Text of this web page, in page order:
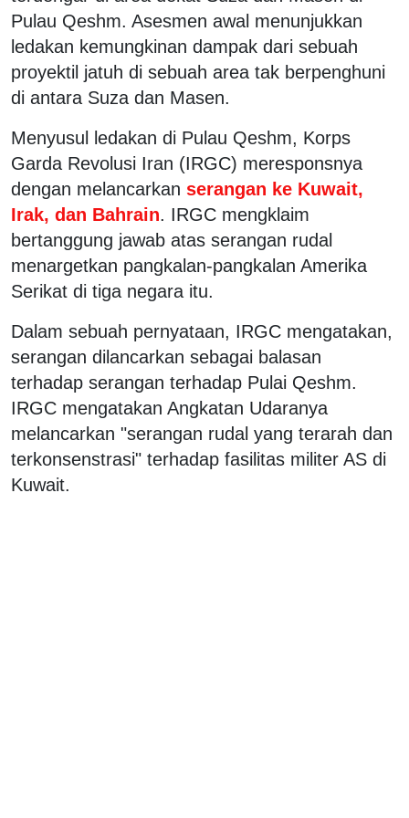
Pulau Qeshm. Asesmen awal menunjukkan
ledakan kemungkinan dampak dari sebuah
proyektil jatuh di sebuah area tak berpenghuni
di antara Suza dan Masen.
Menyusul ledakan di Pulau Qeshm, Korps
Garda Revolusi Iran (IRGC) meresponsnya
dengan melancarkan serangan ke Kuwait,
Irak, dan Bahrain. IRGC mengklaim
bertanggung jawab atas serangan rudal
menargetkan pangkalan-pangkalan Amerika
Serikat di tiga negara itu.
Dalam sebuah pernyataan, IRGC mengatakan,
serangan dilancarkan sebagai balasan
terhadap serangan terhadap Pulai Qeshm.
IRGC mengatakan Angkatan Udaranya
melancarkan "serangan rudal yang terarah dan
terkonsenstrasi" terhadap fasilitas militer AS di
Kuwait.